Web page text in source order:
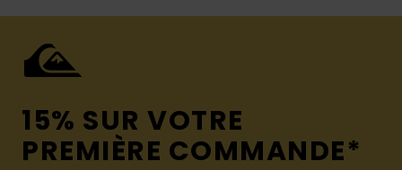
15% SUR VOTRE
PREMIÈRE COMMANDE*